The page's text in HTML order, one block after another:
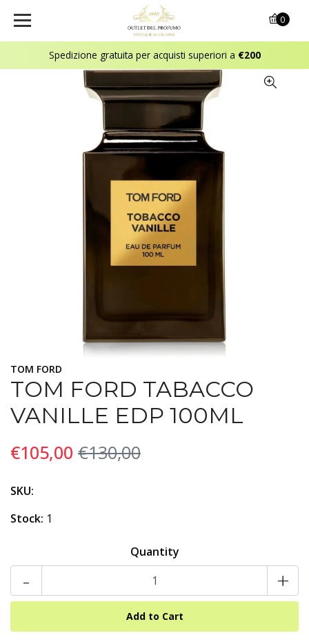
Spedizione gratuita per acquisti superiori a €200
0
TOM FORD
TOM FORD TABACCO
VANILLE EDP 100ML
€105,00 €130,00
SKU:
Stock: 1
Quantity
- +